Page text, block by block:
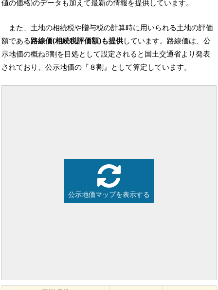
値の価格)のデータも加えて最新の情報を提供しています。
また、土地の相続税や贈与税の計算時に用いられる土地の評価
額である路線価(相続税評価額)も提供しています。路線価は、公
示地価の概ね8割を目処として設定されると国土交通省より発表
されており、公示地価の『８割』として算定しています。
公示地価マップを表示する